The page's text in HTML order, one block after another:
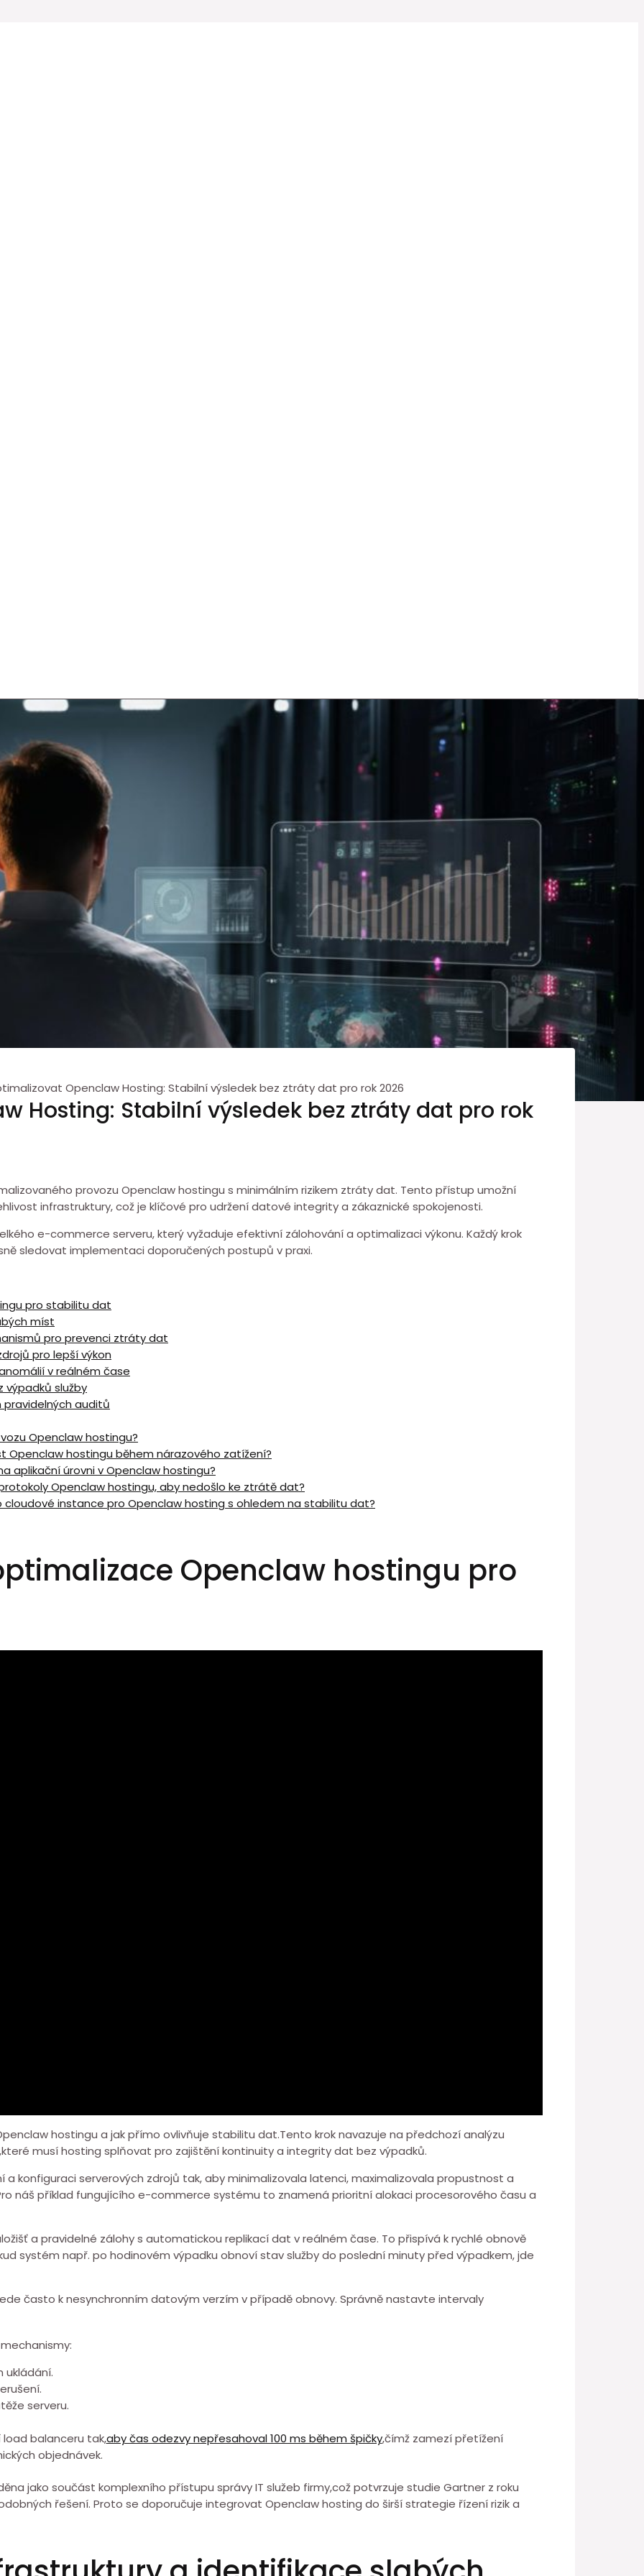
Openclaw Hosting: Stabilní výsledek bez ztráty dat pro rok 2026
Hosting: Stabilní výsledek bez ztráty dat pro rok
provozu Openclaw hostingu s minimálním rizikem ztráty dat. Tento⁤ přístup umožní
infrastruktury, což je klíčové pro udržení datové integrity a zákaznické spokojenosti.
e-commerce serveru, který vyžaduje efektivní zálohování a optimalizaci⁣ výkonu. Každý krok
sledovat implementaci doporučených postupů v praxi.
pro stabilitu dat
míst
pro prevenci ztráty dat
pro lepší výkon
v reálném ⁤čase
služby
auditů
Openclaw⁣ hostingu?
hostingu během nárazového zatížení?
aplikační úrovni v Openclaw hostingu?
Openclaw hostingu, aby⁣ nedošlo ke⁢ ztrátě dat?
instance pro Openclaw hosting s ohledem na stabilitu dat?
Openclaw hostingu pro
hostingu a jak⁣ přímo ovlivňuje stabilitu dat.Tento krok navazuje ⁤na předchozí analýzu
musí hosting ⁣splňovat pro⁣ zajištění kontinuity a integrity dat bez ⁢výpadků.
konfiguraci⁤ serverových ⁤zdrojů ⁣tak, aby⁣ minimalizovala latenci, maximalizovala propustnost a
náš příklad fungujícího e-commerce systému ⁢to znamená prioritní alokaci procesorového času a
a ⁢pravidelné zálohy s automatickou replikací ⁣dat v reálném čase. To⁤ přispívá k⁣ rychlé obnově
systém⁤ např. po hodinovém⁢ výpadku obnoví stav služby do poslední minuty před výpadkem, jde
často k nesynchronním ⁢datovým verzím ⁤v případě obnovy. Správně nastavte intervaly
serveru.
balanceru tak,aby čas odezvy nepřesahoval 100 ms během ⁣špičky,čímž zamezí přetížení
⁤objednávek.
jako ⁤součást komplexního přístupu⁤ správy ⁢IT ⁣služeb firmy,což potvrzuje studie Gartner⁢ z roku
řešení. Proto ⁢se doporučuje integrovat Openclaw hosting do ⁢širší strategie řízení rizik a